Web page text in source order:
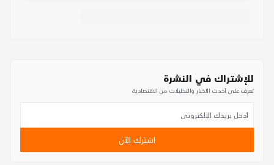
للإشتراك في النشرة
تعرف على أحدث الأخبار والتحليلات من الاقتصادية
اشترك الآن